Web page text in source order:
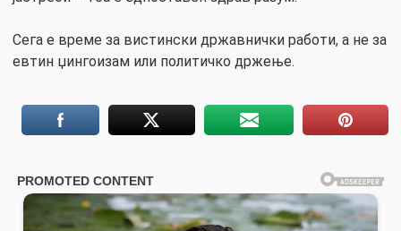
Сега е време за вистински државнички работи, а не за
евтин џингоизам или политичко држење.